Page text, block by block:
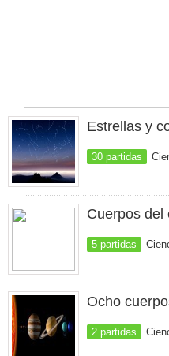
Estrellas y
30 partidas
Cuerpos del
5 partidas
Ocho
2 partidas